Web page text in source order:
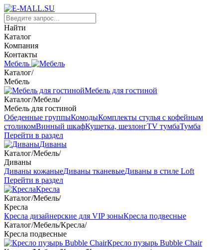
Найти
Каталог
Компания
Контакты
Мебель
Каталог/
Мебель
Мебель для гостиной
Каталог/Мебель/
Мебель для гостиной
Обеденные группыКомодыКомплекты стулья с кофейным
столикомВинный шкафКушетка, шезлонгTV тумбаТумба
Перейти в раздел
Диваны
Каталог/Мебель/
Диваны
Диваны кожаныеДиваны тканевыеДиваны в стиле Loft
Перейти в раздел
Кресла
Каталог/Мебель/
Кресла
Кресла дизайнерские для VIP зоныКресла подвесные
Каталог/Мебель/Кресла/
Кресла подвесные
Кресло пузырь Bubble Chair